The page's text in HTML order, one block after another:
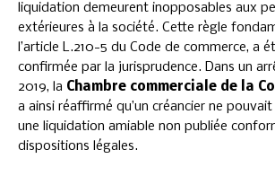
liquidation demeurent inopposables aux
extérieures à la société. Cette règle
l’article L.210-5 du Code de commerce, a
confirmée par la jurisprudence. Dans un
2019, la Chambre commerciale de la
a ainsi réaffirmé qu’un créancier ne
une liquidation amiable non publiée
dispositions légales.